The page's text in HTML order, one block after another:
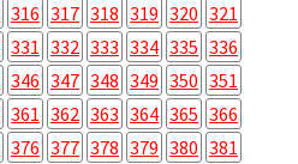
316 317 318 319 320 321
331 332 333 334 335 336
346 347 348 349 350 351
361 362 363 364 365 366
376 377 378 379 380 381